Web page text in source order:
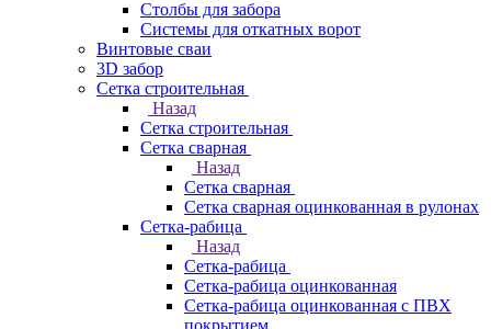
Столбы для забора
Системы для откатных ворот
Винтовые сваи
3D забор
Сетка строительная
Назад
Сетка строительная
Сетка сварная
Назад
Сетка сварная
Сетка сварная оцинкованная в рулонах
Сетка-рабица
Назад
Сетка-рабица
Сетка-рабица оцинкованная
Сетка-рабица оцинкованная с ПВХ
покрытием